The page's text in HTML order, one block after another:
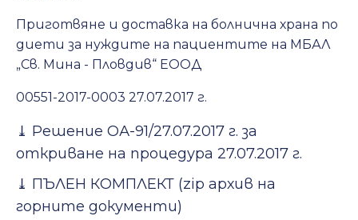
Приготвяне и доставка на болнична храна по
диети за нуждите на пациентите на МБАЛ
„Св. Мина - Пловдив“ ЕООД
00551-2017-0003 27.07.2017 г.
⤓ Решение ОА-91/27.07.2017 г. за
откриване на процедура 27.07.2017 г.
⤓ ПЪЛЕН КОМПЛЕКТ (zip архив на
горните документи)